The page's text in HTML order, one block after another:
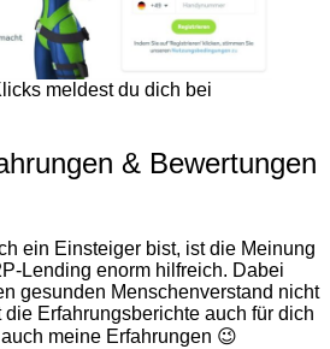
meldest du dich bei
& Bewertungen
ein Einsteiger bist, ist die Meinung
Lending enorm hilfreich. Dabei
gesunden Menschenverstand nicht
Erfahrungsberichte auch für dich
meine Erfahrungen 😉